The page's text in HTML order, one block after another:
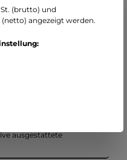
Partner im
und dem
ausgestattete
(brutto) und
angezeigt werden.